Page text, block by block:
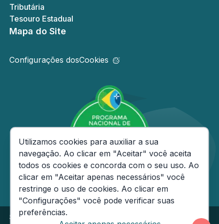
Tributária
Tesouro Estadual
Mapa do Site
Configurações dosCookies
Secretaria de Estado da Fazenda do Amazonas
Consentimento de Cookies
Utilizamos cookies para auxiliar a sua
navegação. Ao clicar em "Aceitar" você aceita
todos os cookies e concorda com o seu uso. Ao
clicar em "Aceitar apenas necessários" você
restringe o uso de cookies. Ao clicar em
"Configurações" você pode verificar suas
preferências.